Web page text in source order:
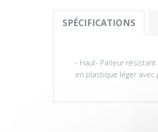
SPÉCIFICATIONS
- Haut- Parleur
en plastique léger